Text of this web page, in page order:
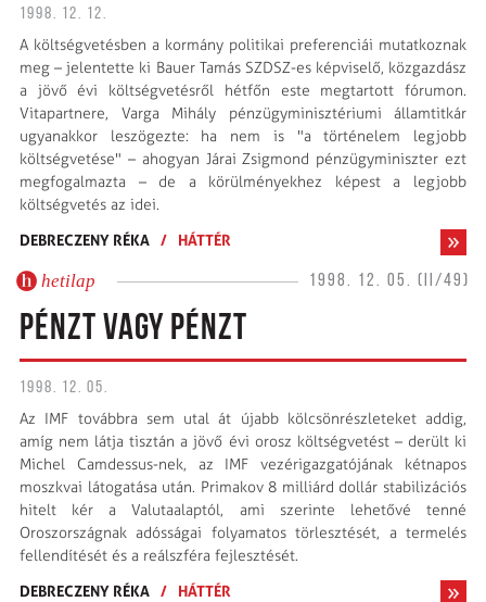
1998. 12. 12.
A költségvetésben a kormány politikai preferenciái mutatkoznak
meg – jelentette ki Bauer Tamás SZDSZ-es képviselő, közgazdász
a jövő évi költségvetésről hétfőn este megtartott fórumon.
Vitapartnere, Varga Mihály pénzügyminisztériumi államtitkár
ugyanakkor leszögezte: ha nem is "a történelem legjobb
költségvetése" – ahogyan Járai Zsigmond pénzügyminiszter ezt
megfogalmazta – de a körülményekhez képest a legjobb
költségvetés az idei.
DEBRECZENY RÉKA / HÁTTÉR
hetilap 1998. 12. 05. (II/49)
PÉNZT VAGY PÉNZT
1998. 12. 05.
Az IMF továbbra sem utal át újabb kölcsönrészleteket addig,
amíg nem látja tisztán a jövő évi orosz költségvetést – derült ki
Michel Camdessus-nek, az IMF vezérigazgatójának kétnapos
moszkvai látogatása után. Primakov 8 milliárd dollár stabilizációs
hitelt kér a Valutaalaptól, ami szerinte lehetővé tenné
Oroszországnak adósságai folyamatos törlesztését, a termelés
fellendítését és a reálszféra fejlesztését.
DEBRECZENY RÉKA / HÁTTÉR